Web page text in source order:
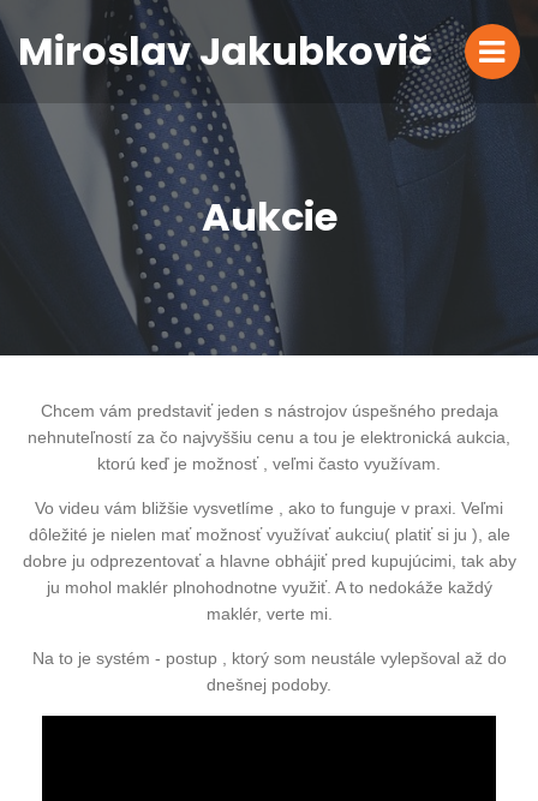
Miroslav Jakubkovič
Aukcie
Chcem vám predstaviť jeden s nástrojov úspešného predaja
nehnuteľností za čo najvyššiu cenu a tou je elektronická aukcia,
ktorú keď je možnosť , veľmi často využívam.
Vo videu vám bližšie vysvetlíme , ako to funguje v praxi. Veľmi
dôležité je nielen mať možnosť využívať aukciu( platiť si ju ), ale
dobre ju odprezentovať a hlavne obhájiť pred kupujúcimi, tak aby
ju mohol maklér plnohodnotne využiť. A to nedokáže každý
maklér, verte mi.
Na to je systém - postup , ktorý som neustále vylepšoval až do
dnešnej podoby.